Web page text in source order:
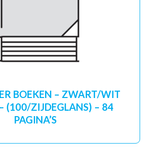
BOEKEN – ZWART/WIT
(100/ZIJDEGLANS) – 84
PAGINA’S